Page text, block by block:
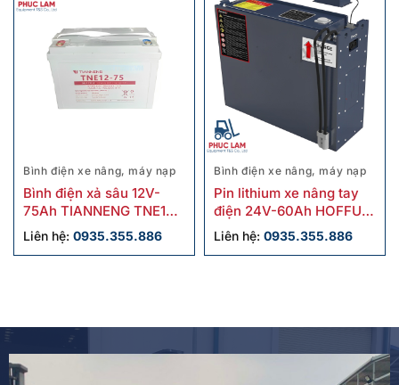
Bình điện xe nâng, máy nạp
Bình điện xả sâu 12V-
75Ah TIANNENG TNE12-
75
Liên hệ: 0935.355.886
Bình điện xe nâng, máy nạp
Pin lithium xe nâng tay
điện 24V-60Ah HOFFUM
8-LFP-60-EV-NOB
Liên hệ: 0935.355.886